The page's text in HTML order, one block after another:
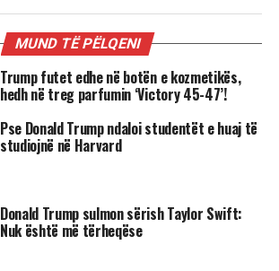
MUND TË PËLQENI
Trump futet edhe në botën e kozmetikës,
hedh në treg parfumin ‘Victory 45-47’!
Pse Donald Trump ndaloi studentët e huaj të
studiojnë në Harvard
Donald Trump sulmon sërish Taylor Swift:
Nuk është më tërheqëse